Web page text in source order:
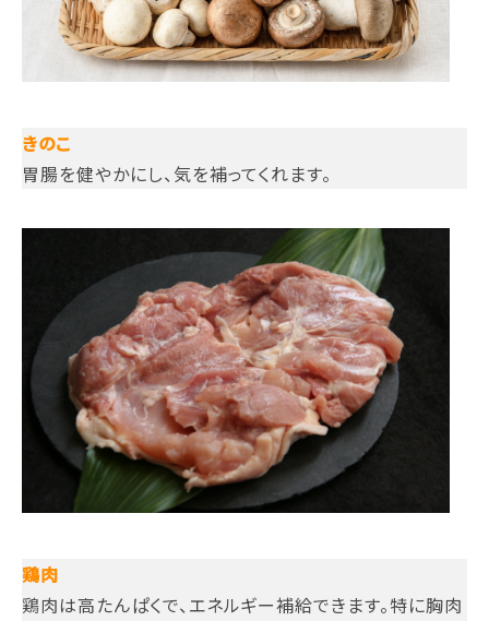
きのこ
胃腸を健やかにし、気を補ってくれます。
鶏肉
鶏肉は高たんぱくで、エネルギー補給できます。特に胸肉